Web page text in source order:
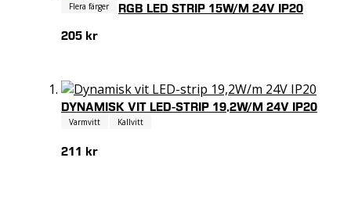
RGB LED STRIP 15W/M 24V IP20
Flera färger
205 kr
DYNAMISK VIT LED-STRIP 19,2W/M 24V IP20
Varmvitt Kallvitt
211 kr